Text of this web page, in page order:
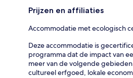
Prijzen en affiliaties
Accommodatie met ecologisch
Deze accommodatie is
programma dat de impact van
meer van de volgende
cultureel erfgoed, lokale